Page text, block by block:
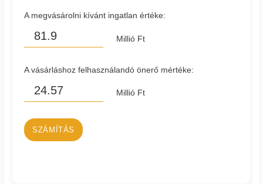
A megvásárolni kívánt ingatlan értéke:
Millió Ft
A vásárláshoz felhasználandó önerő mértéke:
Millió Ft
SZÁMÍTÁS